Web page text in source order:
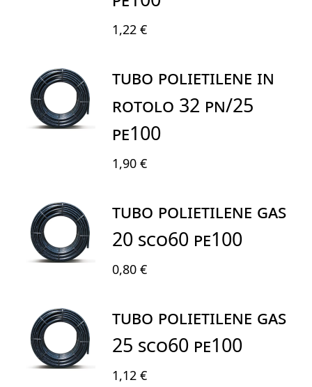
1,22 €
TUBO POLIETILENE IN
ROTOLO 32 PN/25
PE100
1,90 €
TUBO POLIETILENE GAS
20 SCO60 PE100
0,80 €
TUBO POLIETILENE GAS
25 SCO60 PE100
1,12 €